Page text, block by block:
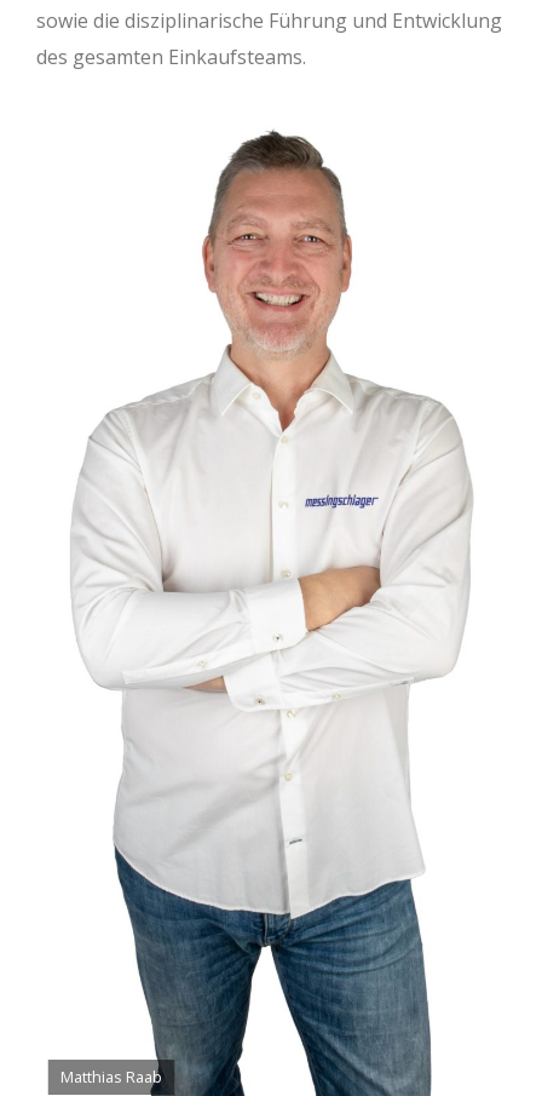
sowie die disziplinarische Führung und Entwicklung
des gesamten Einkaufsteams.
Matthias Raab